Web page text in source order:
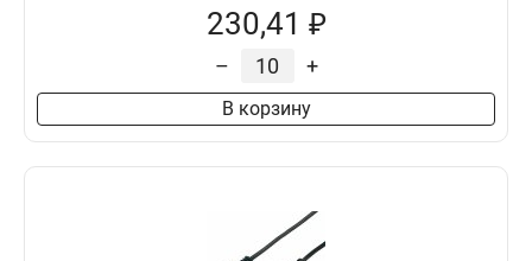
230,41 ₽
– +
В корзину